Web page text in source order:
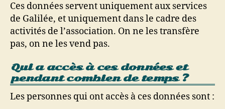
Ces données servent uniquement aux services
de Galilée, et uniquement dans le cadre des
activités de l’association. On ne les transfère
pas, on ne les vend pas.
Qui a accès à ces données et
pendant combien de temps ?
Les personnes qui ont accès à ces données sont :